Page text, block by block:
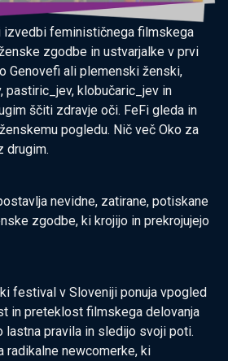
izvedbi feminističnega filmskega
zgodbe in ustvarjalke v prvi
Genovefi ali plemenski ženski,
pastiric_jev, klobučaric_jev in
ščiti zdravje oči. FeFi gleda in
pogledu. Nič več Oko za
drugim.
nevidne, zatirane, potiskane
zgodbe, ki krojijo in prekrojujejo
festival v Sloveniji ponuja vpogled
in preteklost filmskega delovanja
lastna pravila in sledijo svoji poti.
radikalne newcomerke, ki